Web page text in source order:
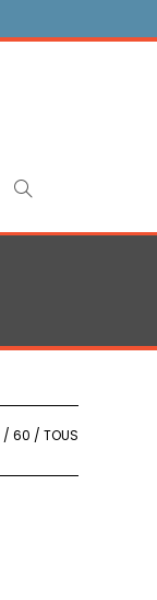
Toggle
search
60 TOUS